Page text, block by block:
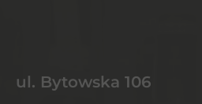
ul. Bytowska 106